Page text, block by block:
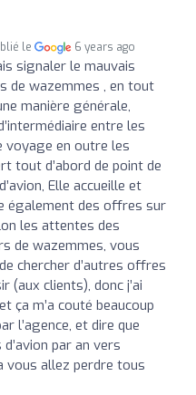
le 6 years ago
signaler le mauvais
de wazemmes , en tout
manière générale,
entre les
voyage en outre les
tout d’abord de point de
Elle accueille et
également des offres sur
les attentes des
de wazemmes, vous
chercher d’autres offres
(aux clients), donc j’ai
ça m’a couté beaucoup
l’agence, et dire que
par an vers
vous allez perdre tous